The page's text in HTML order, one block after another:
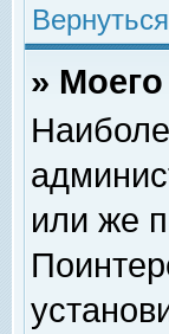
»
или же